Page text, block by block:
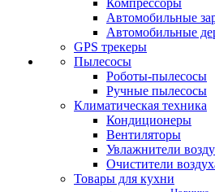
Компрессоры
Автомобильные
Автомобильные
GPS трекеры
Пылесосы
Роботы-пылесосы
Ручные пылесосы
Климатическая техника
Кондиционеры
Вентиляторы
Увлажнители
Очистители
Товары для кухни